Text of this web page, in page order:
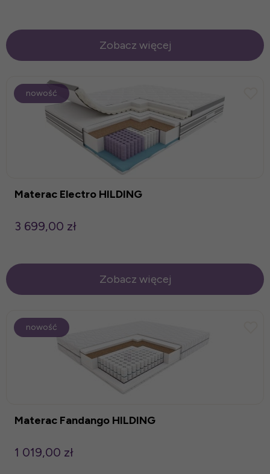
Zobacz więcej
Materac Electro HILDING
3 699,00 zł
Zobacz więcej
nowość
Materac Fandango HILDING
1 019,00 zł
nowość